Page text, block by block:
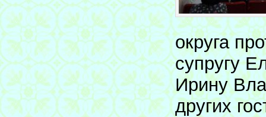
округа
супругу
Ирину
других